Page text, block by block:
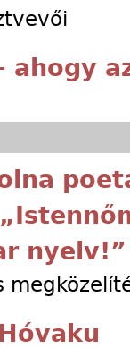
ahogy
nyelv!”
Hóvaku